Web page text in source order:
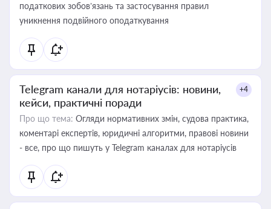
податкових зобов’язань та застосування правил
уникнення подвійного оподаткування
Telegram канали для нотаріусів: новини,
кейси, практичні поради
+4
Про що тема: Огляди нормативних змін, судова практика,
коментарі експертів, юридичні алгоритми, правові новини
- все, про що пишуть у Telegram каналах для нотаріусів